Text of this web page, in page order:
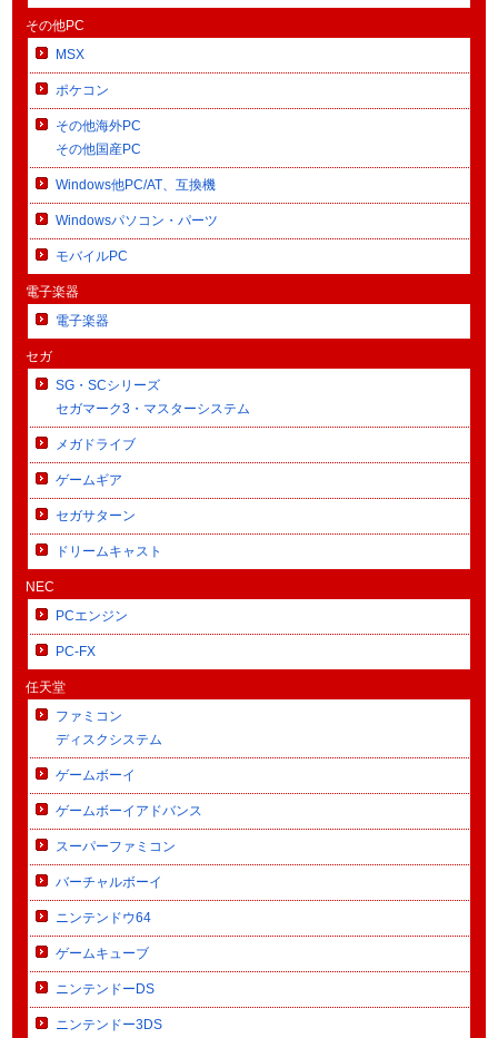
その他PC
MSX
ポケコン
その他海外PC
その他国産PC
Windows他PC/AT、互換機
Windowsパソコン・パーツ
モバイルPC
電子楽器
電子楽器
セガ
SG・SCシリーズ
セガマーク3・マスターシステム
メガドライブ
ゲームギア
セガサターン
ドリームキャスト
NEC
PCエンジン
PC-FX
任天堂
ファミコン
ディスクシステム
ゲームボーイ
ゲームボーイアドバンス
スーパーファミコン
バーチャルボーイ
ニンテンドウ64
ゲームキューブ
ニンテンドーDS
ニンテンドー3DS